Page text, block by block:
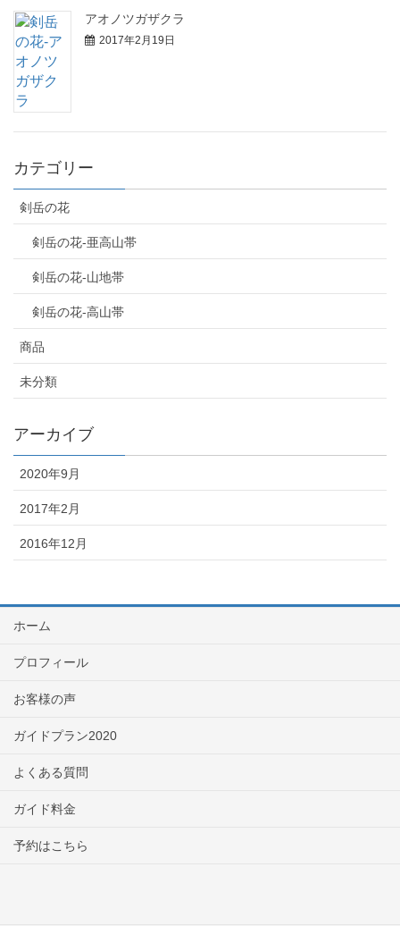
アオノツガザクラ
2017年2月19日
カテゴリー
剣岳の花
剣岳の花-亜高山帯
剣岳の花-山地帯
剣岳の花-高山帯
商品
未分類
アーカイブ
2020年9月
2017年2月
2016年12月
ホーム
プロフィール
お客様の声
ガイドプラン2020
よくある質問
ガイド料金
予約はこちら